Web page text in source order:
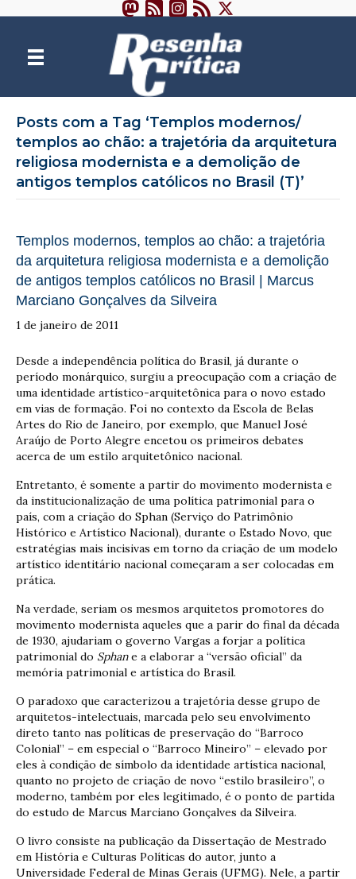
Posts com a Tag ‘Templos modernos/
templos ao chão: a trajetória da arquitetura
religiosa modernista e a demolição de
antigos templos católicos no Brasil (T)’
Templos modernos, templos ao chão: a trajetória
da arquitetura religiosa modernista e a demolição
de antigos templos católicos no Brasil | Marcus
Marciano Gonçalves da Silveira
1 de janeiro de 2011
Desde a independência política do Brasil, já durante o
período monárquico, surgiu a preocupação com a criação de
uma identidade artístico-arquitetônica para o novo estado
em vias de formação. Foi no contexto da Escola de Belas
Artes do Rio de Janeiro, por exemplo, que Manuel José
Araújo de Porto Alegre encetou os primeiros debates
acerca de um estilo arquitetônico nacional.
Entretanto, é somente a partir do movimento modernista e
da institucionalização de uma política patrimonial para o
país, com a criação do Sphan (Serviço do Patrimônio
Histórico e Artístico Nacional), durante o Estado Novo, que
estratégias mais incisivas em torno da criação de um modelo
artístico identitário nacional começaram a ser colocadas em
prática.
Na verdade, seriam os mesmos arquitetos promotores do
movimento modernista aqueles que a parir do final da década
de 1930, ajudariam o governo Vargas a forjar a política
patrimonial do Sphane a elaborar a “versão oficial” da
memória patrimonial e artística do Brasil.
O paradoxo que caracterizou a trajetória desse grupo de
arquitetos-intelectuais, marcada pelo seu envolvimento
direto tanto nas políticas de preservação do “Barroco
Colonial” – em especial o “Barroco Mineiro” – elevado por
eles à condição de símbolo da identidade artística nacional,
quanto no projeto de criação de novo “estilo brasileiro”, o
moderno, também por eles legitimado, é o ponto de partida
do estudo de Marcus Marciano Gonçalves da Silveira.
O livro consiste na publicação da Dissertação de Mestrado
em História e Culturas Políticas do autor, junto a
Universidade Federal de Minas Gerais (UFMG). Nele, a partir